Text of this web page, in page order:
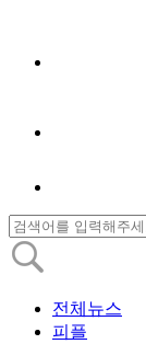
전체뉴스
피플